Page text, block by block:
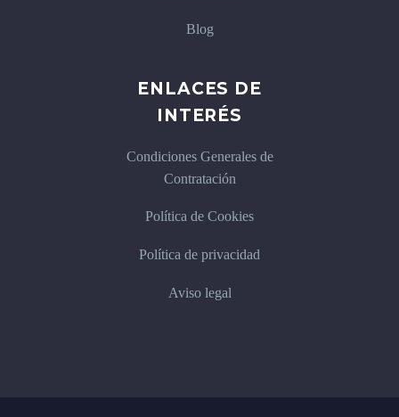
Blog
ENLACES DE
INTERÉS
Condiciones Generales de
Contratación
Política de Cookies
Política de privacidad
Aviso legal